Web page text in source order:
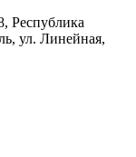
Республика
ул. Линейная,